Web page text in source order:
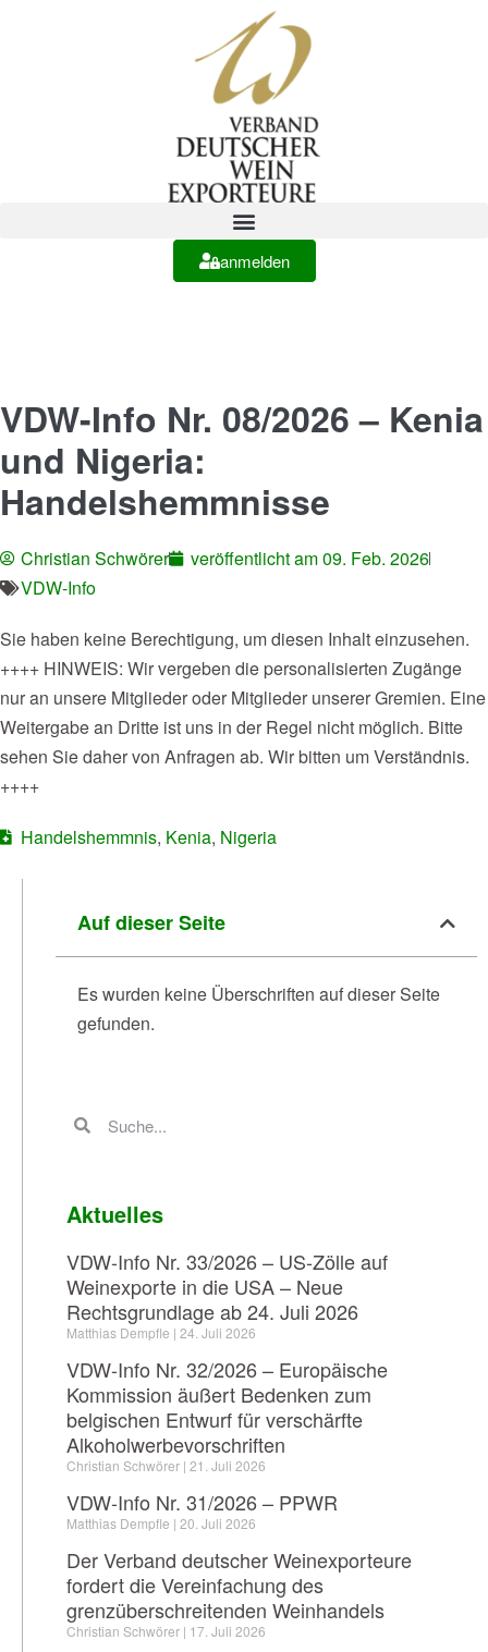
anmelden
VDW-Info Nr. 08/2026 – Kenia
und Nigeria:
Handelshemmnisse
Christian Schwörer veröffentlicht am09. Feb. 2026
VDW-Info
Sie haben keine Berechtigung, um diesen Inhalt einzusehen.
++++ HINWEIS: Wir vergeben die personalisierten Zugänge
nur an unsere Mitglieder oder Mitglieder unserer Gremien. Eine
Weitergabe an Dritte ist uns in der Regel nicht möglich. Bitte
sehen Sie daher von Anfragen ab. Wir bitten um Verständnis.
++++
Handelshemmnis, Kenia, Nigeria
Auf dieser Seite
Es wurden keine Überschriften auf dieser Seite
gefunden.
Aktuelles
VDW-Info Nr. 33/2026 – US-Zölle auf
Weinexporte in die USA – Neue
Rechtsgrundlage ab 24. Juli 2026
Matthias Dempfle 24. Juli 2026
VDW-Info Nr. 32/2026 – Europäische
Kommission äußert Bedenken zum
belgischen Entwurf für verschärfte
Alkoholwerbevorschriften
Christian Schwörer 21. Juli 2026
VDW-Info Nr. 31/2026 – PPWR
Matthias Dempfle 20. Juli 2026
Der Verband deutscher Weinexporteure
fordert die Vereinfachung des
grenzüberschreitenden Weinhandels
Christian Schwörer 17. Juli 2026